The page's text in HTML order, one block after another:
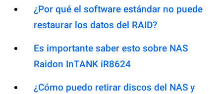
¿Por qué el software estándar no puede
restaurar los datos del RAID?
Es importante saber esto sobre NAS
Raidon InTANK iR8624
¿Cómo puedo retirar discos del NAS y